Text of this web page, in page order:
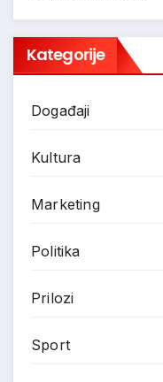
Kategorije
Događaji
Kultura
Marketing
Politika
Prilozi
Sport